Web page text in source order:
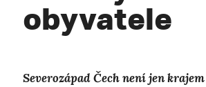
obyvatele
Severozápad Čech není jen